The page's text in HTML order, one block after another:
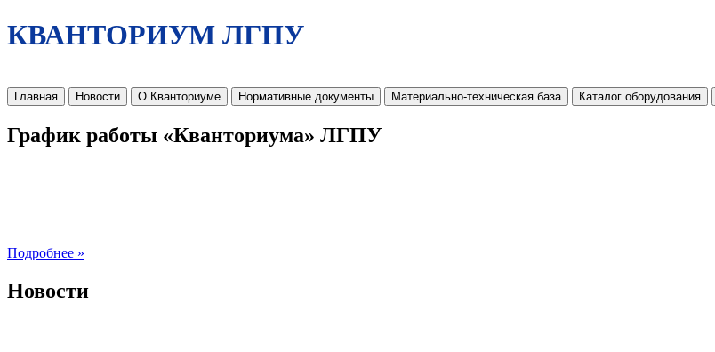
КВАНТОРИУМ ЛГПУ
Главная Новости О Кванториуме Нормативные документы Материально-техническая база Каталог оборудования
График работы «Кванториума» ЛГПУ
Подробнее »
Новости